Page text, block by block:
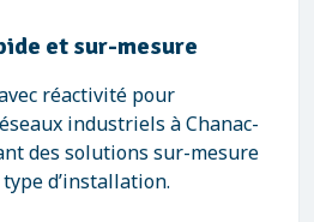
et sur-mesure
réactivité pour
industriels à Chanac-
des solutions sur-mesure
d’installation.